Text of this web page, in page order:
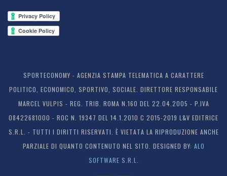
SPORTECONOMY - AGENZIA STAMPA TELEMATICA A CARATTERE
POLITICO, ECONOMICO, SPORTIVO, SOCIALE. DIRETTORE RESPONSABILE
MARCEL VULPIS - REG. TRIB. ROMA N.160 DEL 22.04.2005 - P.IVA
08422681000 - ROC N. 19347 DEL 14.1.2010 C 2015-2019 L&V EDITRICE
S.R.L. - TUTTI I DIRITTI RISERVATI. È VIETATA LA RIPRODUZIONE ANCHE
PARZIALE DI QUANTO CONTENUTO NEL SITO. DESIGNED BY: ALO
SOFTWARE S.R.L.